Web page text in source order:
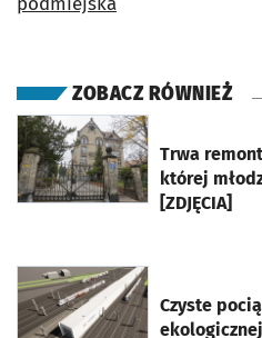
ZOBACZ RÓWNIEŻ
Trwa
której
[ZDJĘCIA]
otworzy się w nowej karcie
Czyste
otworzy się w nowej karcie